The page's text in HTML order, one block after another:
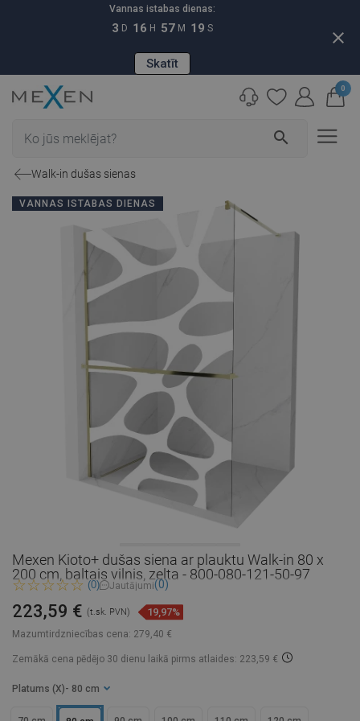
Vannas istabas dienas:
3 D 16 H 57 M 18 S
Skatīt
close
search
0
Walk-in dušas sienas
VANNAS ISTABAS DIENAS
Mexen Kioto+ dušas siena ar plauktu Walk-in 80 x
200 cm, baltais vilnis, zelta - 800-080-121-50-97
(0) Jautājumi(0)
Mazumtirdzniecības cena: 279,40 €
223,59 € (t.sk. PVN) 19,97%
Zemākā cena pēdējo 30 dienu laikā pirms atlaides: 223,59 €
Platums (X) - 80 cm